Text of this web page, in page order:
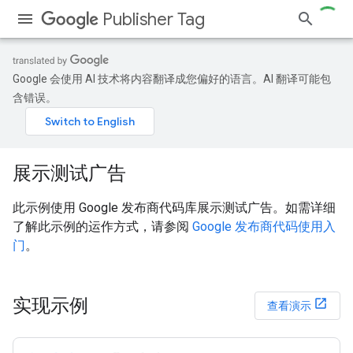
Publisher Tag
Google 会使用 AI 技术将内容翻译成您偏好的语言。AI 翻译可能包
含错误。
展示测试广告
此示例使用 Google 发布商代码库展示测试广告。如需详细
了解此示例的运作方式，请参阅 Google 发布商代码使用入
门。
实现示例 查看演示